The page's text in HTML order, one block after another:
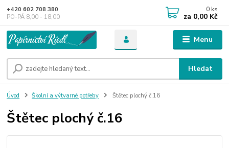
Menu
Hledat
+420 602 708 380
PO-PÁ 8,00 - 18,00
0 ks
za 0,00 Kč
Úvod Školní a výtvarné potřeby Štětec plochý č.16
Štětec plochý č.16